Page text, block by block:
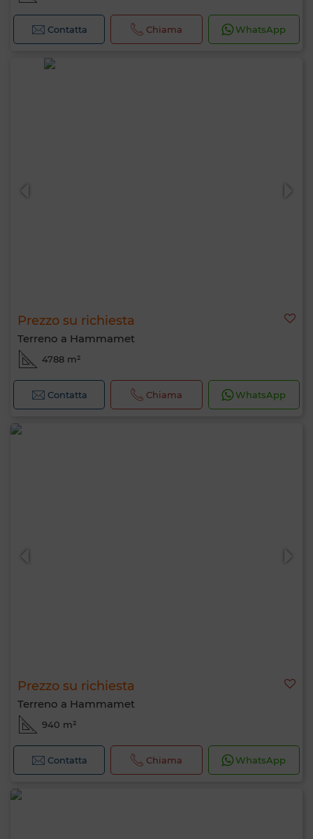
Contatta Chiama WhatsApp
Prezzo su richiesta
Terreno a Hammamet
4788 m²
Contatta Chiama WhatsApp
Prezzo su richiesta
Terreno a Hammamet
940 m²
Contatta Chiama WhatsApp